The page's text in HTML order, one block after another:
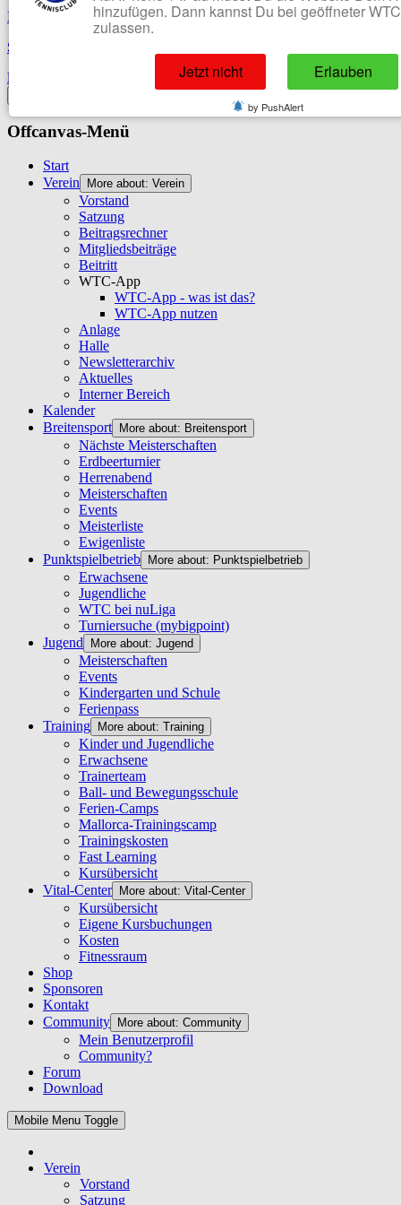
Impressum
Sitemap
Datenschutzerklärung
Offcanvas-Menü
Start
Verein
More about: Verein
Vorstand
Satzung
Beitragsrechner
Mitgliedsbeiträge
Beitritt
WTC-App
WTC-App - was ist das?
WTC-App nutzen
Anlage
Halle
Newsletterarchiv
Aktuelles
Interner Bereich
Kalender
Breitensport
More about: Breitensport
Nächste Meisterschaften
Erdbeerturnier
Herrenabend
Meisterschaften
Events
Meisterliste
Ewigenliste
Punktspielbetrieb
More about: Punktspielbetrieb
Erwachsene
Jugendliche
WTC bei nuLiga
Turniersuche (mybigpoint)
Jugend
More about: Jugend
Meisterschaften
Events
Kindergarten und Schule
Ferienpass
Training
More about: Training
Kinder und Jugendliche
Erwachsene
Trainerteam
Ball- und Bewegungsschule
Ferien-Camps
Mallorca-Trainingscamp
Trainingskosten
Fast Learning
Kursübersicht
Vital-Center
More about: Vital-Center
Kursübersicht
Eigene Kursbuchungen
Kosten
Fitnessraum
Shop
Sponsoren
Kontakt
Community
More about: Community
Mein Benutzerprofil
Community?
Forum
Download
Mobile Menu Toggle
Verein
Vorstand
Satzung
hinzufügen. Dann kannst Du bei geöffneter
zulassen.
Jetzt nicht Erlauben
by PushAlert